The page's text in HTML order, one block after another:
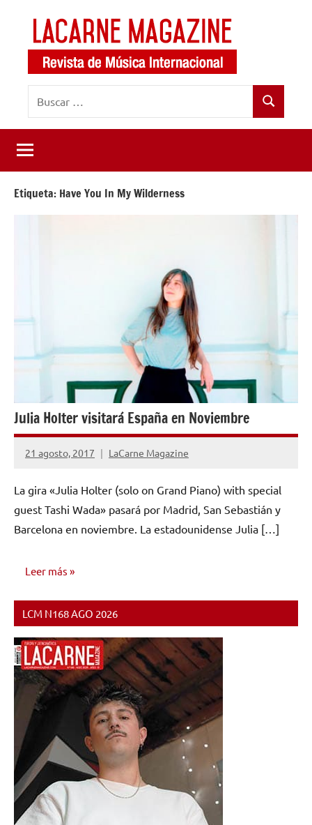
contenido
LaCarne
Magazine
de
música
internacional
Buscar
Etiqueta: Have You In My Wilderness
Julia Holter visitará España en Noviembre
21 agosto, 2017 LaCarne Magazine
No
comentarios
La gira «Julia Holter (solo on Grand Piano) with special
guest Tashi Wada» pasará por Madrid, San Sebastián y
Barcelona en noviembre. La estadounidense Julia […]
Leer más
NOTICIAS
LCM N168 AGO 2026